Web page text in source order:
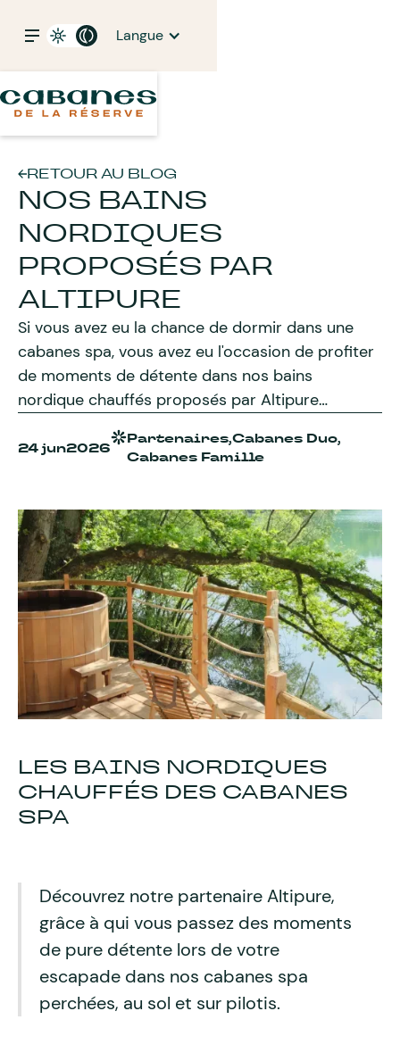
Langue
RETOUR AU BLOG
NOS BAINS
NORDIQUES
PROPOSÉS PAR
ALTIPURE
Si vous avez eu la chance de dormir dans une
cabanes spa, vous avez eu l'occasion de profiter
de moments de détente dans nos bains
nordique chauffés proposés par Altipure…
24 jun2026
Partenaires,Cabanes Duo,
Cabanes Famille
LES BAINS NORDIQUES
CHAUFFÉS DES CABANES
SPA
Découvrez notre partenaire Altipure,
grâce à qui vous passez des moments
de pure détente lors de votre
escapade dans nos cabanes spa
perchées, au sol et sur pilotis.